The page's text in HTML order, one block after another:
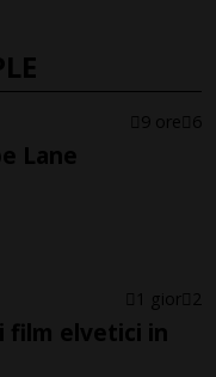
9 ore 6
Lane
1 gior 2
film elvetici in